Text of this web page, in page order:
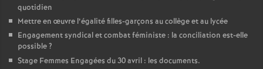
quotidien
Mettre en œuvre l’égalité filles-garçons au collège et au lycée
Engagement syndical et combat féministe : la conciliation est-elle
possible?
Stage Femmes Engagées du 30 avril : les documents.